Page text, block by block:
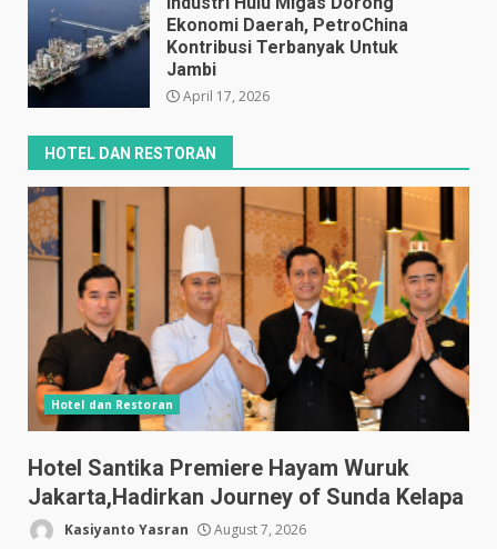
Ekonomi Daerah, PetroChina
Kontribusi Terbanyak Untuk
Jambi
April 17, 2026
HOTEL DAN RESTORAN
Hotel dan Restoran
Hotel Santika Premiere Hayam Wuruk
Jakarta,Hadirkan Journey of Sunda Kelapa
Kasiyanto Yasran August 7, 2026